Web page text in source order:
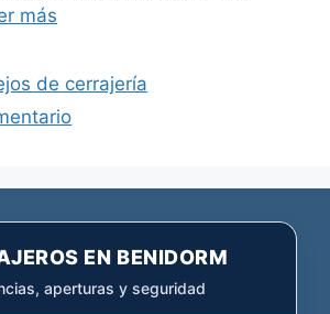
más
de cerrajería
EN BENIDORM
aperturas y seguridad